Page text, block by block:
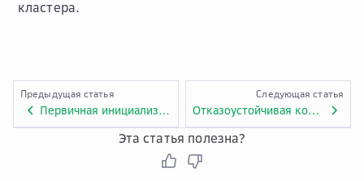
кластера.
Предыдущая статья
Первичная инициализация UserGate на платформе Облако VMware
Следующая статья
Отказоустойчивая конфигурация UserGate (HA)
Эта статья полезна?